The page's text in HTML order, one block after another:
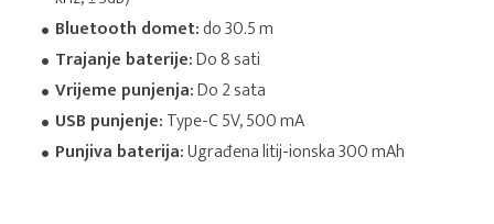
Bluetooth domet:do 30.5 m
Trajanje baterije:Do 8 sati
Vrijeme punjenja:Do 2 sata
USB punjenje:Type-C 5V, 500 mA
Punjiva baterija:Ugrađena litij-ionska 300 mAh